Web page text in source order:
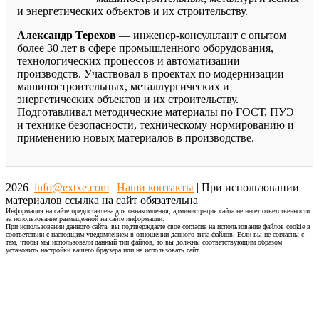
и энергетических объектов и их строительству.
Александр Терехов — инженер-консультант с опытом
более 30 лет в сфере промышленного оборудования,
технологических процессов и автоматизации
производств. Участвовал в проектах по модернизации
машиностроительных, металлургических и
энергетических объектов и их строительству.
Подготавливал методические материалы по ГОСТ, ПУЭ
и технике безопасности, техническому нормированию и
применению новых материалов в производстве.
2026 info@extxe.com | Наши контакты | При использовании
материалов ссылка на сайт обязательна
Информация на сайте предоставлена для ознакомления, администрация сайта не несет ответственности
за использование размещенной на сайте информации.
При использовании данного сайта, вы подтверждаете свое согласие на использование файлов cookie в
соответствии с настоящим уведомлением в отношении данного типа файлов. Если вы не согласны с
тем, чтобы мы использовали данный тип файлов, то вы должны соответствующим образом
установить настройки вашего браузера или не использовать сайт.